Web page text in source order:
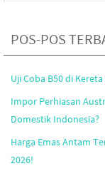
POS-POS
Uji Coba B50 di
Impor Perhiasan
Domestik Indonesia?
Harga Emas Antam
2026!